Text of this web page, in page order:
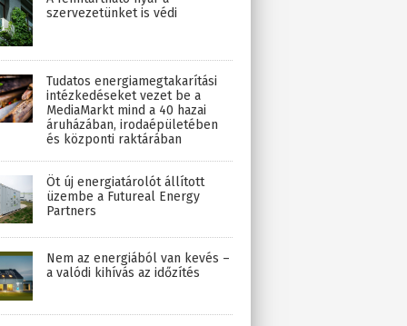
szervezetünket is védi
Tudatos energiamegtakarítási
intézkedéseket vezet be a
MediaMarkt mind a 40 hazai
áruházában, irodaépületében
és központi raktárában
Öt új energiatárolót állított
üzembe a Futureal Energy
Partners
Nem az energiából van kevés –
a valódi kihívás az időzítés